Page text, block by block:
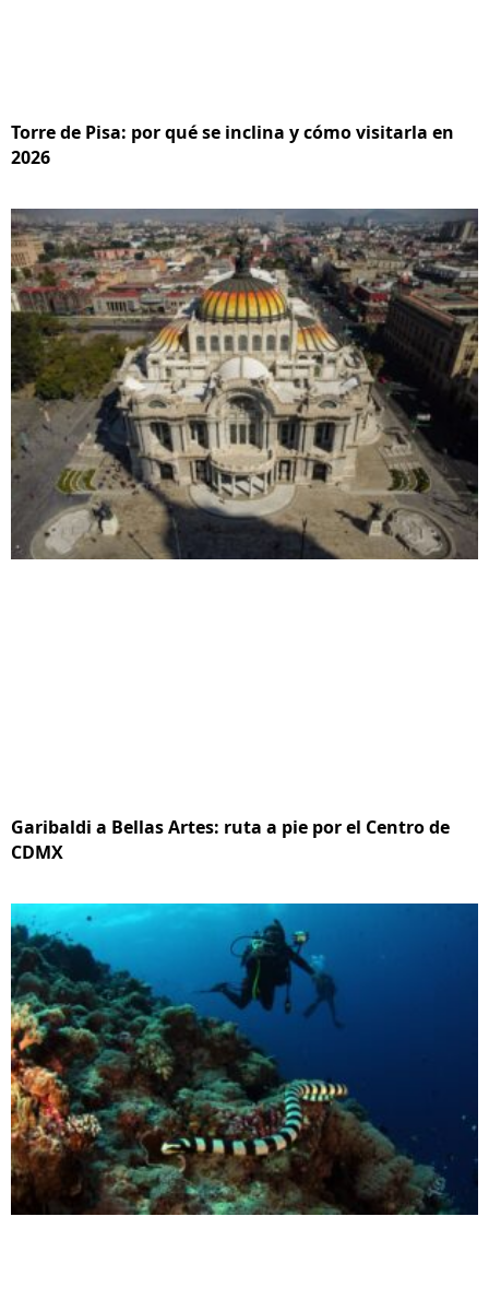
Torre de Pisa: por qué se inclina y cómo visitarla en
2026
Garibaldi a Bellas Artes: ruta a pie por el Centro de
CDMX